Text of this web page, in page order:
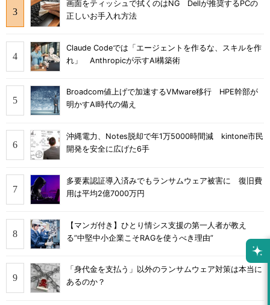
画面をティッシュで拭くのはNG Dellが推奨するPCの
正しいお手入れ方法
Claude Codeでは「エージェントを作るな、スキルを作
れ」 Anthropicが示すAI構築術
Broadcom値上げで加速するVMware移行 HPE幹部が
明かすAI時代の備え
沖縄電力、Notes脱却で年1万5000時間減 kintone市民
開発を安全に広げた6手
多要素認証導入済みでもランサムウェア被害に 復旧費
用は平均2億7000万円
【マンガ付き】ひとり情シス支援の第一人者が教え
る”中堅中小企業こそRAGを使うべき理由”
「身代金を支払う」以外のランサムウェア対策は本当に
あるのか？